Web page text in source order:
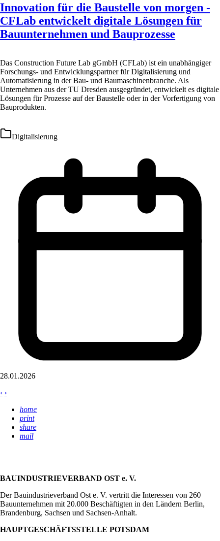
Innovation für die Baustelle von morgen -
CFLab entwickelt digitale Lösungen für
Bauunternehmen und Bauprozesse
Das Construction Future Lab gGmbH (CFLab) ist ein unabhängiger
Forschungs- und Entwicklungspartner für Digitalisierung und
Automatisierung in der Bau- und Baumaschinenbranche. Als
Unternehmen aus der TU Dresden ausgegründet, entwickelt es digitale
Lösungen für Prozesse auf der Baustelle oder in der Vorfertigung von
Bauprodukten.
Digitalisierung
28.01.2026
‹ ›
home
print
share
mail
BAUINDUSTRIEVERBAND OST e. V.
Der Bauindustrieverband Ost e. V. vertritt die Interessen von 260
Bauunternehmen mit 20.000 Beschäftigten in den Ländern Berlin,
Brandenburg, Sachsen und Sachsen-Anhalt.
HAUPTGESCHÄFTSSTELLE POTSDAM